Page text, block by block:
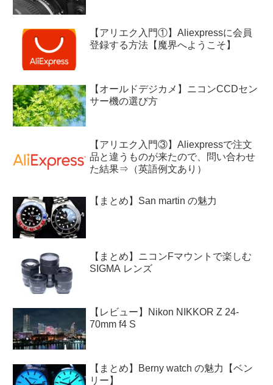
【アリエク入門①】Aliexpressに会員
登録する方法【魔界へようこそ】
【オールドデジカメ】ニコンCCDセン
サー機の選び方
【アリエク入門③】Aliexpressで注文
品と違うものが来たので、問い合わせ
た結果⇒（英語例文あり）
【まとめ】San martin の魅力
【まとめ】ニコンFマウントで楽しむ
SIGMA レンズ
【レビュー】Nikon NIKKOR Z 24-
70mm f4 S
【まとめ】Berny watch の魅力【ベン
リー】